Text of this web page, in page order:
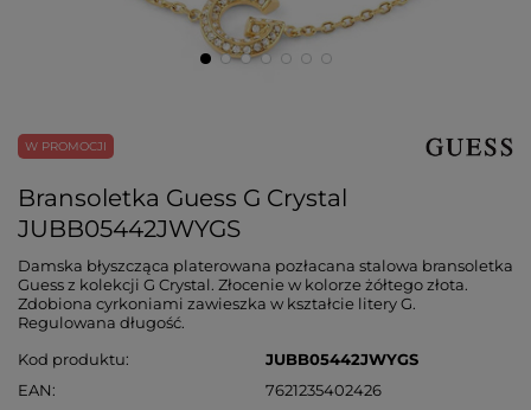
W PROMOCJI
Bransoletka Guess G Crystal
JUBB05442JWYGS
Damska błyszcząca platerowana pozłacana stalowa bransoletka
Guess z kolekcji G Crystal. Złocenie w kolorze żółtego złota.
Zdobiona cyrkoniami zawieszka w kształcie litery G.
Regulowana długość.
Kod produktu
JUBB05442JWYGS
EAN
7621235402426